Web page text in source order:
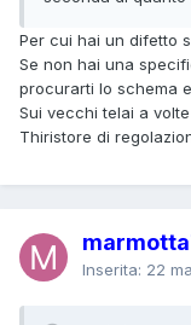
Per cui hai un difetto
Se non hai una
procurarti lo schema
Sui vecchi telai a
Thiristore di
Inserita: 22